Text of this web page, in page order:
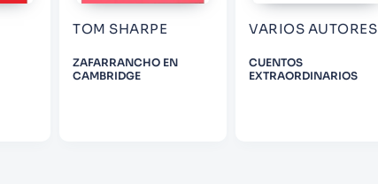
ENVIAR COMENTARIO
TOM SHARPE
ZAFARRANCHO EN
CAMBRIDGE
VARIOS AUTORES
CUENTOS
EXTRAORDINARIOS